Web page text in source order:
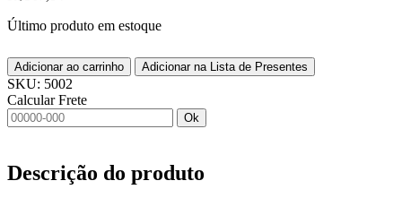
Último produto em estoque
Adicionar ao carrinho Adicionar na Lista de Presentes
SKU: 5002
Calcular Frete
Ok
Descrição do produto